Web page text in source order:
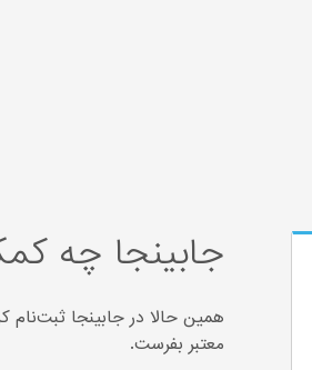
جابینجا چه
همین حالا در جابینجا
معتبر بفرست.